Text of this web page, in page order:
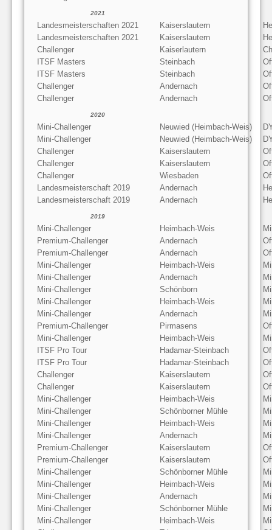
2021
Landesmeisterschaften 2021 Kaiserslautern
Landesmeisterschaften 2021
Kaiserslautern
Challenger
Kaiserlautern
ITSF Masters
Steinbach
ITSF Masters
Steinbach
Challenger
Andernach
Challenger
Andernach
2020
Mini-Challenger Neuwied (Heimbach-Weis)
Mini-Challenger
Neuwied (Heimbach-Weis)
Challenger
Kaiserslautern
Challenger
Kaiserslautern
Challenger
Wiesbaden
Landesmeisterschaft 2019
Andernach
Landesmeisterschaft 2019
Andernach
2019
Mini-Challenger Heimbach-Weis
Premium-Challenger
Andernach
Premium-Challenger
Andernach
Mini-Challenger
Heimbach-Weis
Mini-Challenger
Andernach
Mini-Challenger
Schönborn
Mini-Challenger
Heimbach-Weis
Mini-Challenger
Andernach
Premium-Challenger
Pirmasens
Mini-Challenger
Heimbach-Weis
ITSF Pro Tour
Hadamar-Steinbach
ITSF Pro Tour
Hadamar-Steinbach
Challenger
Kaiserslautern
Challenger
Kaiserslautern
Mini-Challenger
Heimbach-Weis
Mini-Challenger
Schönborner Mühle
Mini-Challenger
Heimbach-Weis
Mini-Challenger
Andernach
Premium-Challenger
Kaiserslautern
Premium-Challenger
Kaiserslautern
Mini-Challenger
Schönborner Mühle
Mini-Challenger
Heimbach-Weis
Mini-Challenger
Andernach
Mini-Challenger
Schönborner Mühle
Mini-Challenger
Heimbach-Weis